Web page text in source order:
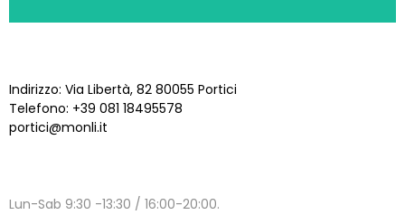
Indirizzo: Via Libertà, 82 80055 Portici
Telefono: +39 081 18495578
portici@monli.it
Lun-Sab 9:30 -13:30 / 16:00-20:00.